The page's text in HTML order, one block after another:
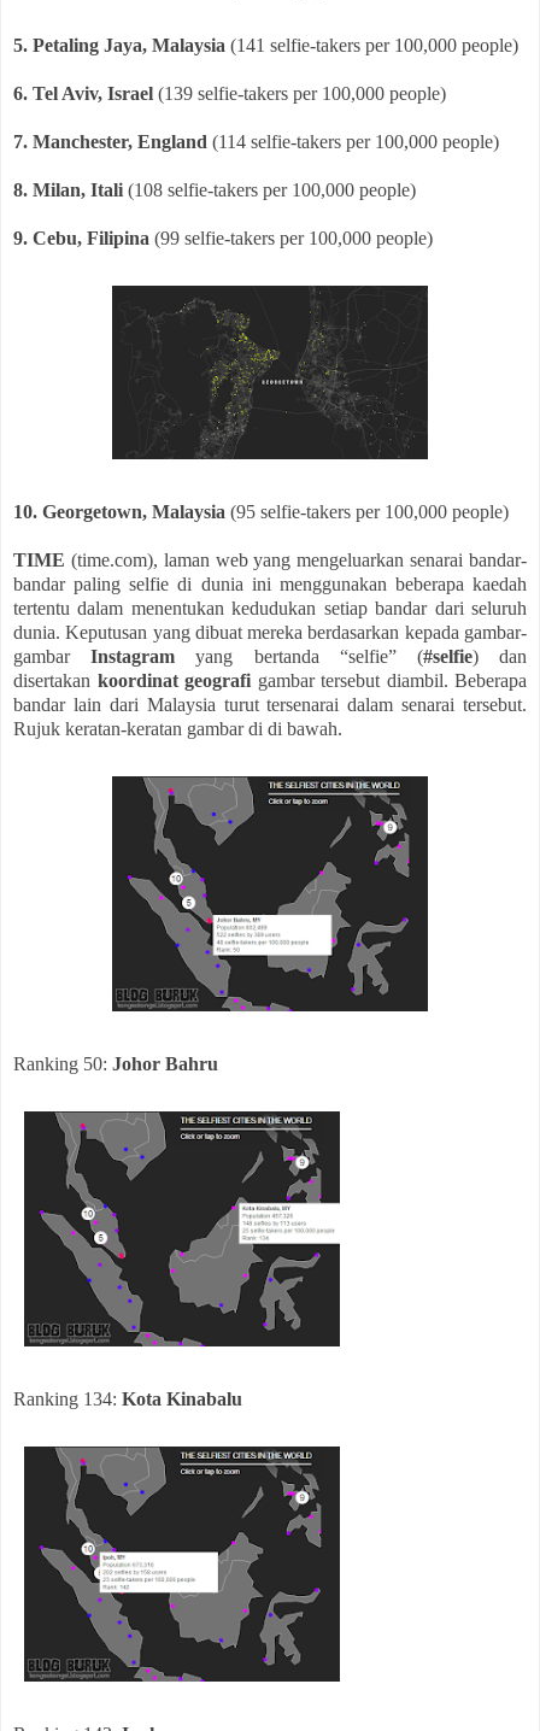
5. Petaling Jaya, Malaysia (141 selfie-takers per 100,000 people)
6. Tel Aviv, Israel (139 selfie-takers per 100,000 people)
7. Manchester, England (114 selfie-takers per 100,000 people)
8. Milan, Itali (108 selfie-takers per 100,000 people)
9. Cebu, Filipina (99 selfie-takers per 100,000 people)
10. Georgetown, Malaysia (95 selfie-takers per 100,000 people)
TIME (time.com), laman web yang mengeluarkan senarai bandar-
bandar paling selfie di dunia ini menggunakan beberapa kaedah
tertentu dalam menentukan kedudukan setiap bandar dari seluruh
dunia. Keputusan yang dibuat mereka berdasarkan kepada gambar-
gambarInstagram yang bertanda “selfie” (#selfie) dan
disertakan koordinat geografi gambar tersebut diambil. Beberapa
bandar lain dari Malaysia turut tersenarai dalam senarai tersebut.
Rujuk keratan-keratan gambar di di bawah.
Ranking 50: Johor Bahru
Ranking 134: Kota Kinabalu